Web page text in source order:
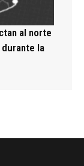
al norte
la